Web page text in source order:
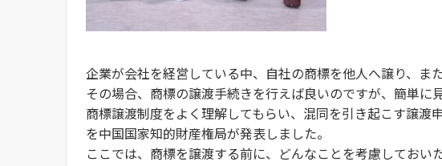
企業が会社を経営している中、自社の商標を他人へ譲り、ま
その場合、商標の譲渡手続きを行えば良いのですが、簡単
商標譲渡制度をよく理解してもらい、混同を引き起こす譲
を中国国家知的財産権局が発表しました。
ここでは、商標を譲渡する前に、どんなことを考慮しておい